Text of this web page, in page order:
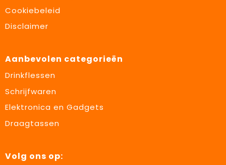
Cookiebeleid
Disclaimer
Aanbevolen categorieën
Drinkflessen
Schrijfwaren
Elektronica en Gadgets
Draagtassen
Volg ons op: